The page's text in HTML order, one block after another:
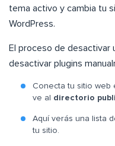
tema activo y cambia tu
WordPress.
El proceso de desactivar
desactivar plugins
Conecta tu sitio web
ve al directorio
Aquí verás una lista
tu sitio.